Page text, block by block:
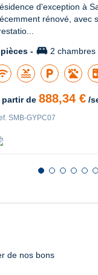
d'exception à
rénové, avec
- king_bed 2 chambres
pool local_parking
partir de 888,34 €/
SMB-GYPC07
Diapositive 1
Diapositive 2
de nos bons